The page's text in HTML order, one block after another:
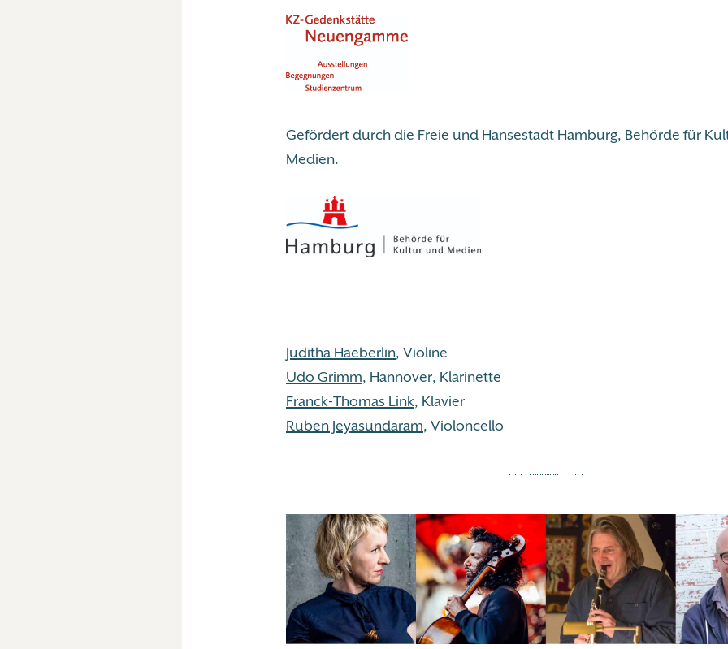
Gefördert durch die Freie und Hansestadt Hamburg, Behörde für
Medien.
Juditha Haeberlin, Violine
Udo Grimm, Hannover, Klarinette
Franck-Thomas Link, Klavier
Ruben Jeyasundaram, Violoncello